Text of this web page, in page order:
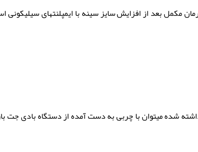
بعد از افزایش سایز سینه با ایمپلنتهای سیلیکونی
شده میتوان با چربی به دست آمده از دستگاه بادی جت